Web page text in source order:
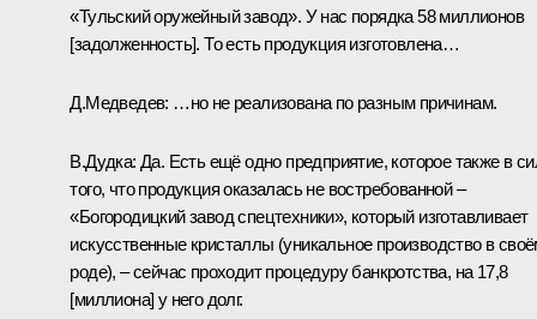
«Тульский оружейный завод». У нас порядка 58 миллионов
[задолженность]. То есть продукция изготовлена…
Д.Медведев: …но не реализована по разным причинам.
В.Дудка: Да. Есть ещё одно предприятие, которое также в
того, что продукция оказалась не востребованной –
«Богородицкий завод спецтехники», который изготавливает
искусственные кристаллы (уникальное производство в
роде), – сейчас проходит процедуру банкротства, на 17,8
[миллиона] у него долг.